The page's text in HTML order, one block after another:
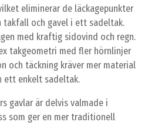
eliminerar de läckagepunkter
takfall och gavel i ett sadeltak.
med kraftig sidovind och regn.
takgeometri med fler hörnlinjer
och täckning kräver mer material
ett enkelt sadeltak.
gavlar är delvis valmade i
som ger en mer traditionell